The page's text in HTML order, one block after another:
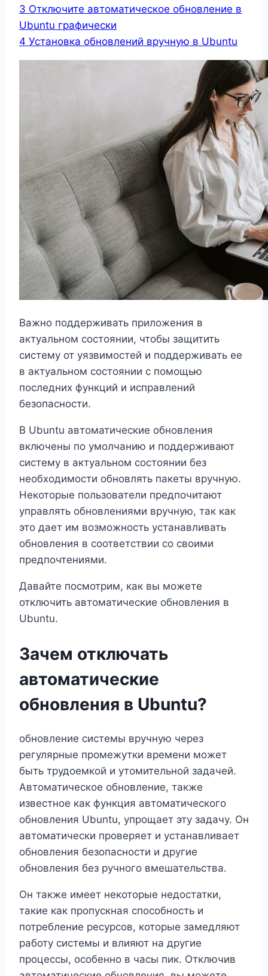
3 Отключите автоматическое обновление в
Ubuntu графически
4 Установка обновлений вручную в Ubuntu
Важно поддерживать приложения в
актуальном состоянии, чтобы защитить
систему от уязвимостей и поддерживать ее
в актуальном состоянии с помощью
последних функций и исправлений
безопасности.
В Ubuntu автоматические обновления
включены по умолчанию и поддерживают
систему в актуальном состоянии без
необходимости обновлять пакеты вручную.
Некоторые пользователи предпочитают
управлять обновлениями вручную, так как
это дает им возможность устанавливать
обновления в соответствии со своими
предпочтениями.
Давайте посмотрим, как вы можете
отключить автоматические обновления в
Ubuntu.
Зачем отключать
автоматические
обновления в Ubuntu?
обновление системы вручную через
регулярные промежутки времени может
быть трудоемкой и утомительной задачей.
Автоматическое обновление, также
известное как функция автоматического
обновления Ubuntu, упрощает эту задачу. Он
автоматически проверяет и устанавливает
обновления безопасности и другие
обновления без ручного вмешательства.
Он также имеет некоторые недостатки,
такие как пропускная способность и
потребление ресурсов, которые замедляют
работу системы и влияют на другие
процессы, особенно в часы пик. Отключив